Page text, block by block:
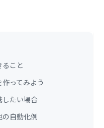
こと
ってみよう
たい場合
自動化例